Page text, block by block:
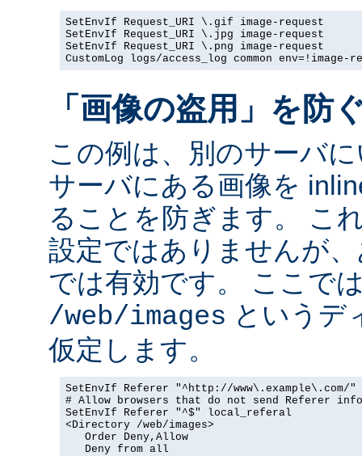
SetEnvIf Request_URI \.gif image-request
SetEnvIf Request_URI \.jpg image-request
SetEnvIf Request_URI \.png image-request
CustomLog logs/access_log common env=!image-
「画像の盗用」を防
この例は、別のサーバ
サーバにある画像を
ることを防ぎます。 こ
設定ではありませんが
では有効です。 ここで
/web/images というデ
仮定します。
SetEnvIf Referer "^http://
# Allow browsers that do not send Referer info
SetEnvIf Referer "^$" local_referal
<Directory /web/images>
   Order Deny,Allow
   Deny from all